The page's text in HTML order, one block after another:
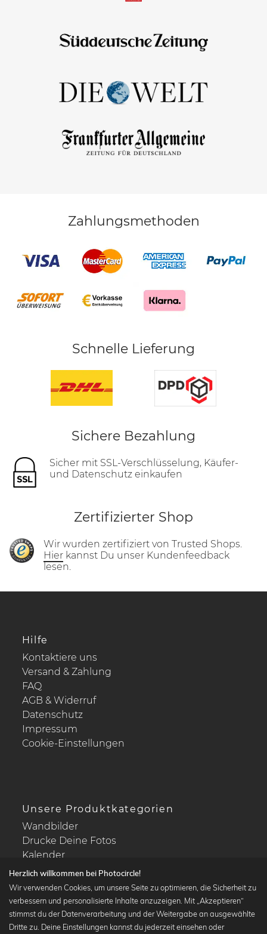
Zahlungsmethoden
Schnelle Lieferung
Sichere Bezahlung
Sicher mit SSL-Verschlüsselung, Käufer-
und Datenschutz einkaufen
Zertifizierter Shop
Wir wurden zertifiziert von Trusted Shops.
Hier kannst Du unser Kundenfeedback
lesen.
Hilfe
Kontaktiere uns
Versand & Zahlung
FAQ
AGB & Widerruf
Datenschutz
Impressum
Cookie-Einstellungen
Unsere Produktkategorien
Wandbilder
Drucke Deine Fotos
Kalender
Beliebte Kollektionen
Herzlich willkommen bei Photocircle!
Wir verwenden Cookies, um unsere Seite zu optimieren, die Sicherheit zu
verbessern und personalisierte Inhalte anzuzeigen. Mit „Akzeptieren“
stimmst du der Datenverarbeitung und der Weitergabe an ausgewählte
Dritte zu. Deine Einstellungen kannst du jederzeit einsehen oder